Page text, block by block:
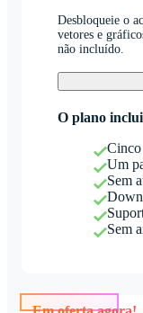
Desbloqueie o
vetores e
não incluído.
O plano
Cinco
Um
Sem
Sem